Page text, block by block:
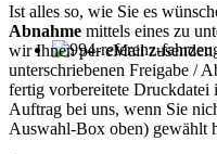
Ist alles so, wie Sie es
Abnahme mittels eines zu
wir Ihnen per eMail
unterschriebenen Freigabe /
fertig vorbereitete
Auftrag bei uns, wenn Sie
Auswahl-Box oben) gewählt